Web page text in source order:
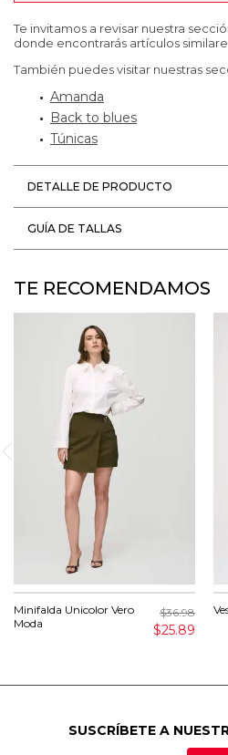
Te invitamos a revisar nuestra
donde encontrarás artículos
También puedes visitar nuestras
Amanda
Back to blues
Túnicas
DETALLE DE PRODUCTO
GUÍA DE TALLAS
TE RECOMENDAMOS
Minifalda Unicolor Vero
Moda
$36.98
$25.89
SUSCRÍBETE A